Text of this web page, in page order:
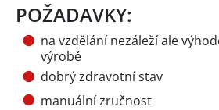
POŽADAVKY:
na vzdělání nezáleží ale
výrobě
dobrý zdravotní stav
manuální zručnost